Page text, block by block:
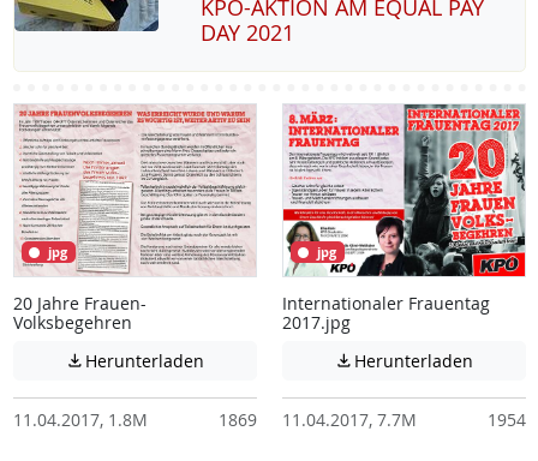
KPÖ-AK­TI­ON AM EQUAL PAY
DAY 2021
jpg
20 Jahre Frauen-
Volksbegehren
 Herunterladen Achtung: Diese Datei enthält unter
11.04.2017, 1.8M 1869
jpg
Internationaler Frauentag
2017.jpg
 Herunterladen
11.04.2017, 7.7M 1954